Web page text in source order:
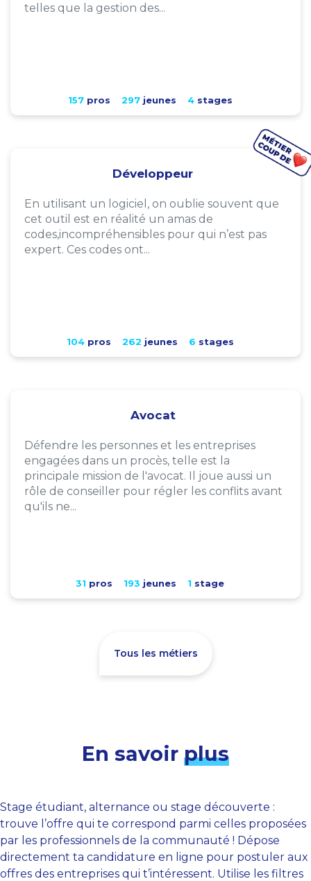
telles que la gestion des...
157pros 297jeunes 4stages
Développeur
En utilisant un logiciel, on oublie souvent que
cet outil est en réalité un amas de
codes,incompréhensibles pour qui n’est pas
expert. Ces codes ont...
104pros 262 jeunes 6 stages
Avocat
Défendre les personnes et les entreprises
engagées dans un procès, telle est la
principale mission de l'avocat. Il joue aussi un
rôle de conseiller pour régler les conflits avant
qu'ils ne...
31 pros 193 jeunes 1 stage
Tous les métiers
En savoir plus
Stage étudiant, alternance ou stage découverte :
trouve l’offre qui te correspond parmi celles proposées
par les professionnels de la communauté ! Dépose
directement ta candidature en ligne pour postuler aux
offres des entreprises qui t’intéressent. Utilise les filtres